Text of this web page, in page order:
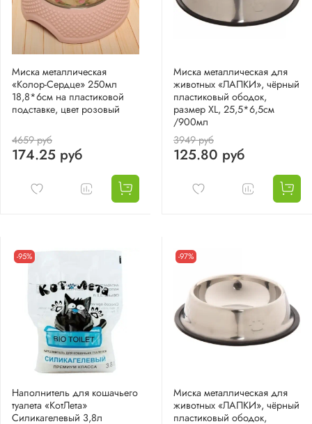
Миска металлическая
«Колор-Сердце» 250мл
18,8*6см на пластиковой
подставке, цвет розовый
4659 руб
174.25 руб
Миска металлическая для
животных «ЛАПКИ», чёрный
пластиковый ободок,
размер XL, 25,5*6,5см
/900мл
3949 руб
125.80 руб
-95%
Наполнитель для кошачьего
туалета «КотЛета»
Силикагелевый 3,8л
-97%
Миска металлическая для
животных «ЛАПКИ», чёрный
пластиковый ободок,